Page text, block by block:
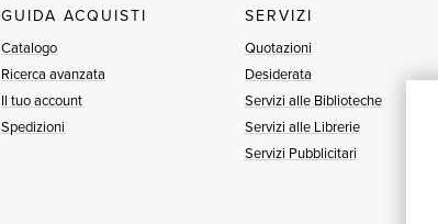
GUIDA ACQUISTI
Catalogo
Ricerca avanzata
Il tuo account
Spedizioni
SERVIZI
Quotazioni
Desiderata
Servizi alle Biblioteche
Servizi alle Librerie
Servizi Pubblicitari